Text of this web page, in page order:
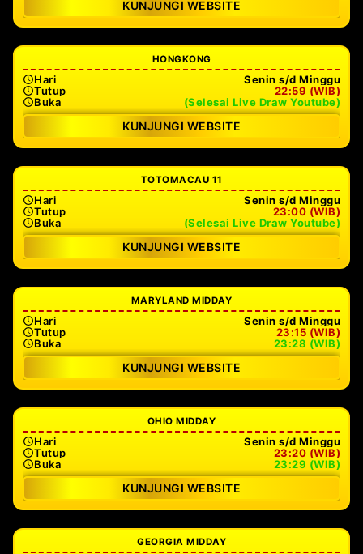
KUNJUNGI WEBSITE
HONGKONG
Hari
Senin s/d Minggu
Tutup
22:59 (WIB)
Buka
(Selesai Live Draw Youtube)
KUNJUNGI WEBSITE
TOTOMACAU 11
Hari
Senin s/d Minggu
Tutup
23:00 (WIB)
Buka
(Selesai Live Draw Youtube)
KUNJUNGI WEBSITE
MARYLAND MIDDAY
Hari
Senin s/d Minggu
Tutup
23:15 (WIB)
Buka
23:28 (WIB)
KUNJUNGI WEBSITE
OHIO MIDDAY
Hari
Senin s/d Minggu
Tutup
23:20 (WIB)
Buka
23:29 (WIB)
KUNJUNGI WEBSITE
GEORGIA MIDDAY